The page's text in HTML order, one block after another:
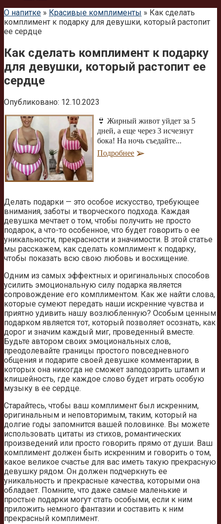
О напитке » Красивые комплименты » Как сделать
комплимент к подарку для девушки, который растопит
ее сердце
Как сделать комплимент к подарку
для девушки, который растопит ее
сердце
Опубликовано: 12.10.2023
👙 Жирный живот уйдет за 5
дней, а еще через 3 исчезнут
бока! На ночь съедайте...
Подробнее
Делать подарки — это особое искусство, требующее
внимания, заботы и творческого подхода. Каждая
девушка мечтает о том, чтобы получить не просто
подарок, а что-то особенное, что будет говорить о ее
уникальности, прекрасности и значимости. В этой статье
мы расскажем, как сделать комплимент к подарку,
чтобы показать всю свою любовь и восхищение.
Одним из самых эффектных и оригинальных способов
усилить эмоциональную силу подарка является
сопровождение его комплиментом. Как же найти слова,
которые сумеют передать наши искренние чувства и
приятно удивить нашу возлюбленную? Особым ценным
подарком является тот, который позволяет осознать, как
дорог и значим каждый миг, проведенный вместе.
Будьте автором своих эмоциональных слов,
преодолевайте границы простого повседневного
общения и подарите своей девушке комментарии, в
которых она никогда не сможет заподозрить штамп и
клишейность, где каждое слово будет играть особую
музыку в ее сердце.
Старайтесь, чтобы ваш комплимент был искренним,
оригинальным и неповторимым, таким, который на
долгие годы запомнится вашей половинке. Вы можете
использовать цитаты из стихов, романтических
произведений или просто говорить прямо от души. Ваш
комплимент должен быть искренним и говорить о том,
какое великое счастье для вас иметь такую прекрасную
девушку рядом. Он должен подчеркнуть ее
уникальность и прекрасные качества, которыми она
обладает. Помните, что даже самые маленькие и
простые подарки могут стать особыми, если к ним
приложить немного фантазии и составить к ним
прекрасный комплимент.